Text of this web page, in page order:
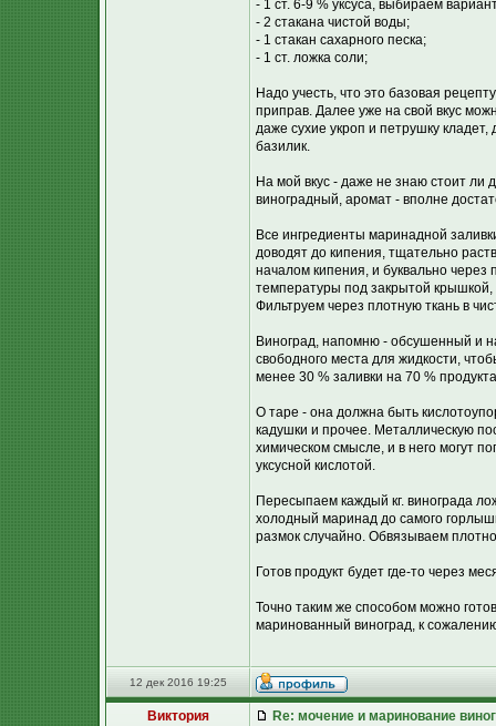
- 1 ст. 6-9 % уксуса, выбираем
- 2 стакана чистой воды;
- 1 стакан сахарного песка;
- 1 ст. ложка соли;
Надо учесть, что это базовая
приправ. Далее уже на свой вкус
даже сухие укроп и петрушку
базилик.
На мой вкус - даже не знаю стоит ли
виноградный, аромат - вполне
Все ингредиенты маринадной
доводят до кипения, тщательно
началом кипения, и буквально
температуры под закрытой
Фильтруем через плотную ткань в
Виноград, напомню - обсушенный и
свободного места для жидкости,
менее 30 % заливки на 70 %
О таре - она должна быть
кадушки и прочее. Металлическую
химическом смысле, и в него могут
уксусной кислотой.
Пересыпаем каждый кг. винограда
холодный маринад до самого
размок случайно. Обвязываем
Готов продукт будет где-то через
Точно таким же способом можно
маринованный виноград, к
12 дек 2016 19:25
Виктория
Re: мочение и маринование